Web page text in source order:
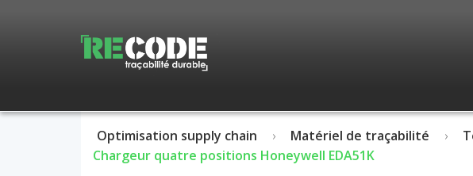
Optimisation supply chain Matériel de traçabilité
Chargeur quatre positions Honeywell EDA51K